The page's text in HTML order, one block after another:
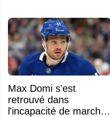
Max Domi s'est
retrouvé dans
l'incapacité de marcher